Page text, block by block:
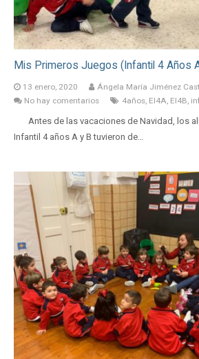
Mis Primeros Juegos (Infantil 4 Años
13 enero, 2020
Ángela María Jiménez
No hay comentarios
4años, EI4A, EI4B,
Antes de las vacaciones de Navidad, los
Infantil 4 años A y B tuvieron de…